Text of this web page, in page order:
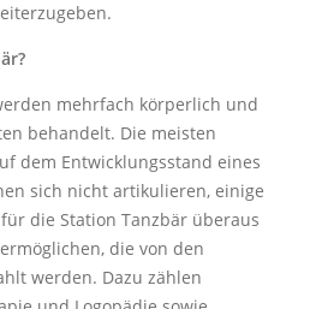
mehrfach körperlich und
behandelt. Die meisten
dem Entwicklungsstand eines
sich nicht artikulieren, einige
die Station Tanzbär überaus
die von den
werden. Dazu zählen